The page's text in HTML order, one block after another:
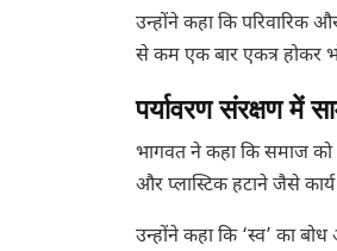
उन्होंने कहा कि
से कम एक बार एकत्र होकर
पर्यावरण संरक्षण में
भागवत ने कहा कि समाज को
और प्लास्टिक हटाने जैसे कार्य
उन्होंने कहा कि ‘स्व’ का